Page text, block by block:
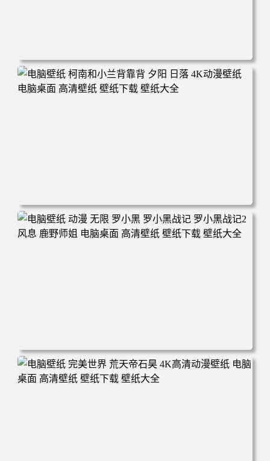
电脑壁纸 动漫 兔子朱迪 狐狸尼克 疯狂动物城 秋叶 秋天森
林 蓝天 4k壁纸 电脑桌面 高清壁纸 壁纸下载 壁纸大全
电脑壁纸 柯南和小兰背靠背 夕阳 日落 4K动漫壁纸 电脑桌
面 高清壁纸 壁纸下载 壁纸大全
电脑壁纸 动漫 无限 罗小黑 罗小黑战记 罗小黑战记2 风息
鹿野师姐 电脑桌面 高清壁纸 壁纸下载 壁纸大全